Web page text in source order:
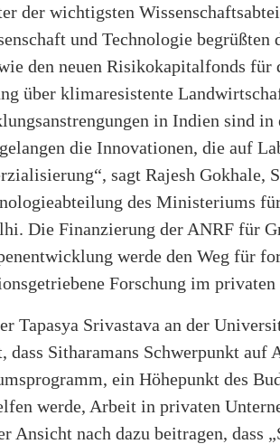
der wichtigsten
und Technologie
den neuen Risikokapitalfonds
über klimaresistente
in Indien sind
die Innovationen, die auf
sagt Rajesh Gokhale,
des Ministeriums
Die Finanzierung der ANRF für
werde den Weg für
Forschung im
Tapasya Srivastava an der
dass Sitharamans Schwerpunkt auf
ein Höhepunkt des
werde, Arbeit in privaten
Ansicht nach dazu beitragen, dass